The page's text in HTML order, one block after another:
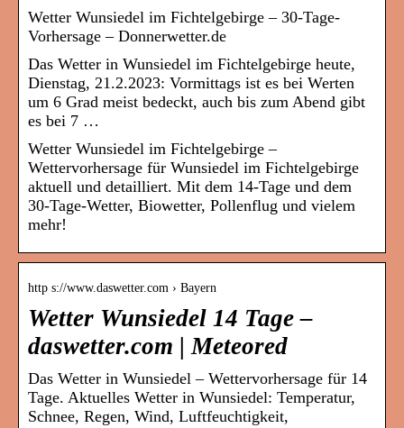
Wetter Wunsiedel im Fichtelgebirge – 30-Tage-
Vorhersage – Donnerwetter.de
Das Wetter in Wunsiedel im Fichtelgebirge heute,
Dienstag, 21.2.2023: Vormittags ist es bei Werten
um 6 Grad meist bedeckt, auch bis zum Abend gibt
es bei 7 …
Wetter Wunsiedel im Fichtelgebirge –
Wettervorhersage für Wunsiedel im Fichtelgebirge
aktuell und detailliert. Mit dem 14-Tage und dem
30-Tage-Wetter, Biowetter, Pollenflug und vielem
mehr!
http s://www.daswetter.com › Bayern
Wetter Wunsiedel 14 Tage –
daswetter.com | Meteored
Das Wetter in Wunsiedel – Wettervorhersage für 14
Tage. Aktuelles Wetter in Wunsiedel: Temperatur,
Schnee, Regen, Wind, Luftfeuchtigkeit,